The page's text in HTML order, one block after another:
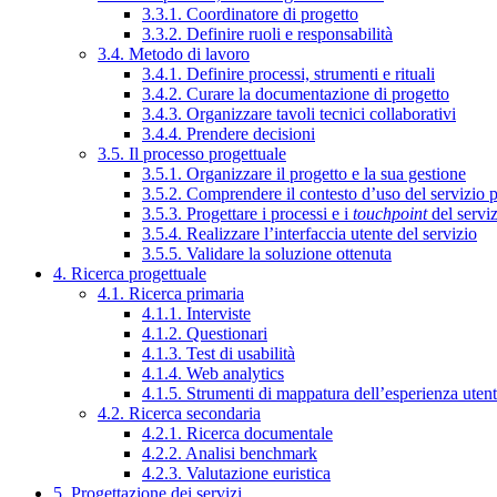
3.3.1. Coordinatore di progetto
3.3.2. Definire ruoli e responsabilità
3.4. Metodo di lavoro
3.4.1. Definire processi, strumenti e rituali
3.4.2. Curare la documentazione di progetto
3.4.3. Organizzare tavoli tecnici collaborativi
3.4.4. Prendere decisioni
3.5. Il processo progettuale
3.5.1. Organizzare il progetto e la sua gestione
3.5.2. Comprendere il contesto d’uso del servizio
3.5.3. Progettare i processi e i touchpointdel
3.5.4. Realizzare l’interfaccia utente del servizio
3.5.5. Validare la soluzione ottenuta
4. Ricerca progettuale
4.1. Ricerca primaria
4.1.1. Interviste
4.1.2. Questionari
4.1.3. Test di usabilità
4.1.4. Web analytics
4.1.5. Strumenti di mappatura dell’esperienza
4.2. Ricerca secondaria
4.2.1. Ricerca documentale
4.2.2. Analisi benchmark
4.2.3. Valutazione euristica
5. Progettazione dei servizi